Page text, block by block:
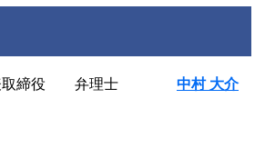
表取締役 弁理士 中村 大介